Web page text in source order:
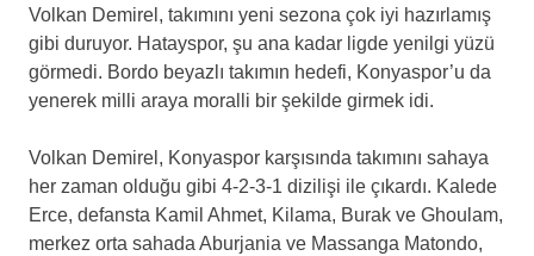
Volkan Demirel, takımını yeni sezona çok iyi hazırlamış
gibi duruyor. Hatayspor, şu ana kadar ligde yenilgi yüzü
görmedi. Bordo beyazlı takımın hedefi, Konyaspor’u da
yenerek milli araya moralli bir şekilde girmek idi.
Volkan Demirel, Konyaspor karşısında takımını sahaya
her zaman olduğu gibi 4-2-3-1 dizilişi ile çıkardı. Kalede
Erce, defansta Kamil Ahmet, Kilama, Burak ve Ghoulam,
merkez orta sahada Aburjania ve Massanga Matondo,